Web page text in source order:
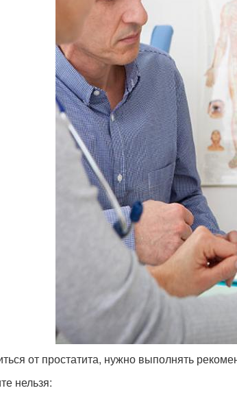
от простатита, нужно выполнять
нельзя: